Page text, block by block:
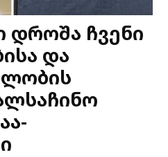
დროშა ჩვენი
და